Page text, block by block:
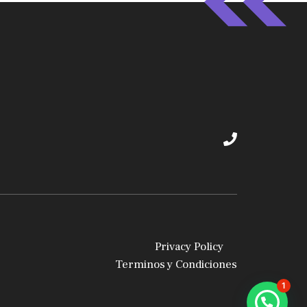
Privacy Policy
Terminos y Condiciones
1